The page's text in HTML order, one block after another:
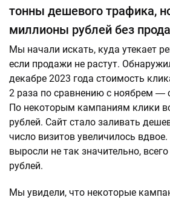
тонны дешевого трафика,
миллионы рублей без
Мы начали искать, куда утекает
если продажи не растут.
декабре 2023 года стоимость
2 раза по сравнению с ноябрем ―
По некоторым кампаниям клики
рублей. Сайт стало заливать
число визитов увеличилось
выросли не так значительно,
рублей.
Мы увидели, что некоторые